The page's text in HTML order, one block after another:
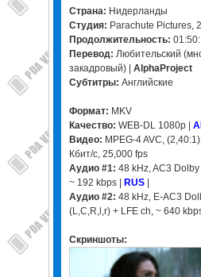
Страна: Нидерланды
Студия: Parachute Pictures,
Продолжительность:
Перевод: Любительский
закадровый) | AlphaProject
Субтитры: Английские
Формат: MKV
Качество: WEB-DL 1080p |
Видео: MPEG-4 AVC,
Кбит/с, 25,000 fps
Аудио #1: 48 kHz, AC3
~ 192 kbps | RUS|
Аудио #2: 48 kHz, E-AC3
(L,C,R,l,r) + LFE ch, ~ 640
Скриншоты: